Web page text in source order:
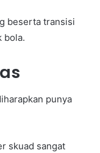
beserta transisi
bola.
punya
skuad sangat